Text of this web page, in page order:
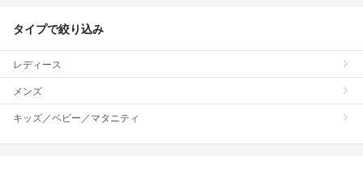
タイプで絞り込み
レディース
メンズ
キッズ／ベビー／マタニティ